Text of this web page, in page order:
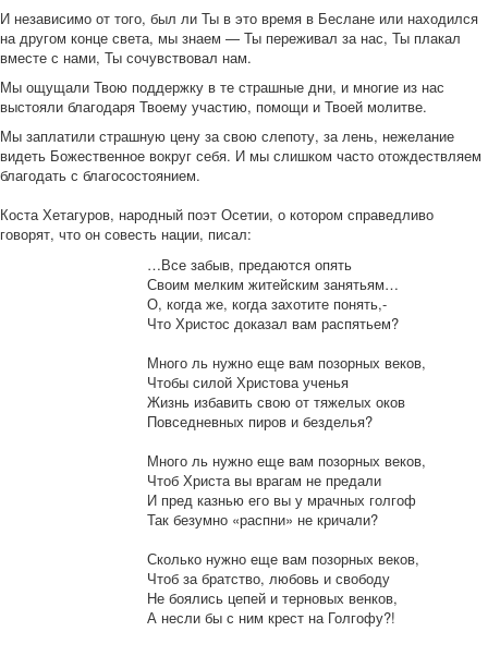
И независимо от того, был ли Ты в это время в Беслане или находился
на другом конце света, мы знаем — Ты переживал за нас, Ты плакал
вместе с нами, Ты сочувствовал нам.
Мы ощущали Твою поддержку в те страшные дни, и многие из нас
выстояли благодаря Твоему участию, помощи и Твоей молитве.
Мы заплатили страшную цену за свою слепоту, за лень, нежелание
видеть Божественное вокруг себя. И мы слишком часто отождествляем
благодать с благосостоянием.
Коста Хетагуров, народный поэт Осетии, о котором справедливо
говорят, что он совесть нации, писал:
…Все забыв, предаются опять
Своим мелким житейским занятьям…
О, когда же, когда захотите понять,-
Что Христос доказал вам распятьем?
Много ль нужно еще вам позорных веков,
Чтобы силой Христова ученья
Жизнь избавить свою от тяжелых оков
Повседневных пиров и безделья?
Много ль нужно еще вам позорных веков,
Чтоб Христа вы врагам не предали
И пред казнью его вы у мрачных голгоф
Так безумно «распни» не кричали?
Сколько нужно еще вам позорных веков,
Чтоб за братство, любовь и свободу
Не боялись цепей и терновых венков,
А несли бы с ним крест на Голгофу?!